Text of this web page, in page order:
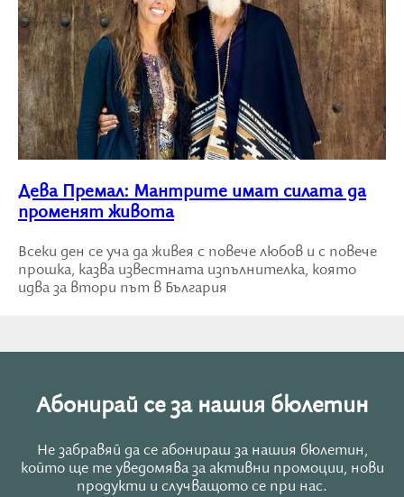
Дева Премал: Мантрите имат силата да
променят живота
Всеки ден се уча да живея с повече любов и с повече
прошка, казва известната изпълнителка, която
идва за втори път в България
Абонирай се за нашия бюлетин
Не забравяй да се абонираш за нашия бюлетин,
който ще те уведомява за активни промоции, нови
продукти и случващото се при нас.